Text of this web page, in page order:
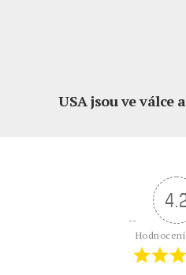
USA jsou ve válce